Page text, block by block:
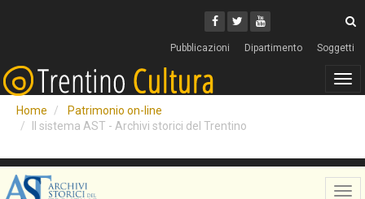
Facebook
Twitter
Youtube
Pubblicazioni Dipartimento Soggetti
Home
Patrimonio on-line
Il sistema AST - Archivi storici del Trentino